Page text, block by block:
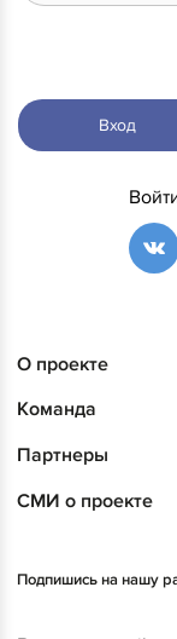
Вход
О проекте
Команда
Партнеры
СМИ о проекте
Подпишись на нашу